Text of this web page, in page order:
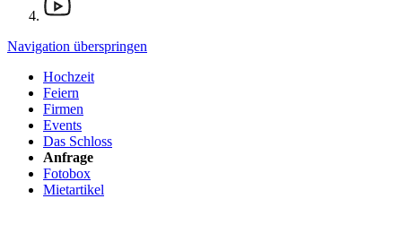
Navigation überspringen
Hochzeit
Feiern
Firmen
Events
Das Schloss
Anfrage
Fotobox
Mietartikel